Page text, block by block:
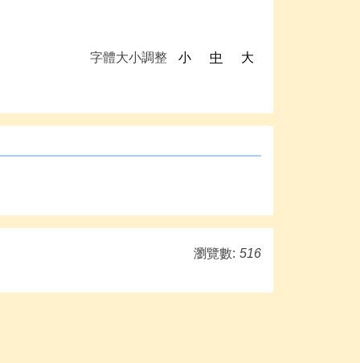
字體大小調整 小 中 大
瀏覽數: 516